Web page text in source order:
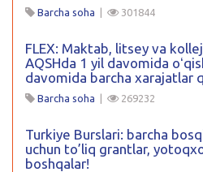
Barcha soha | 301844
FLEX: Maktab, litsey va
AQSHda 1 yil davomida
davomida barcha xarajatlar
Barcha soha | 269232
Turkiye Burslari: barcha
uchun to’liq grantlar,
boshqalar!